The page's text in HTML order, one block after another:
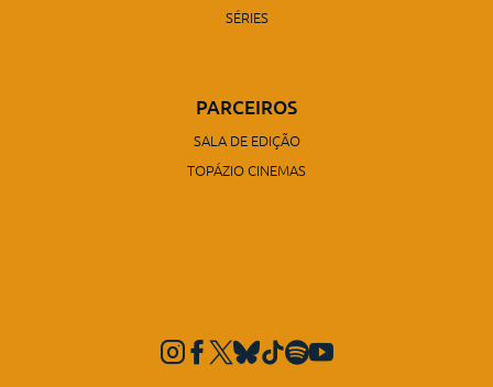
SÉRIES
PARCEIROS
SALA DE EDIÇÃO
TOPÁZIO CINEMAS